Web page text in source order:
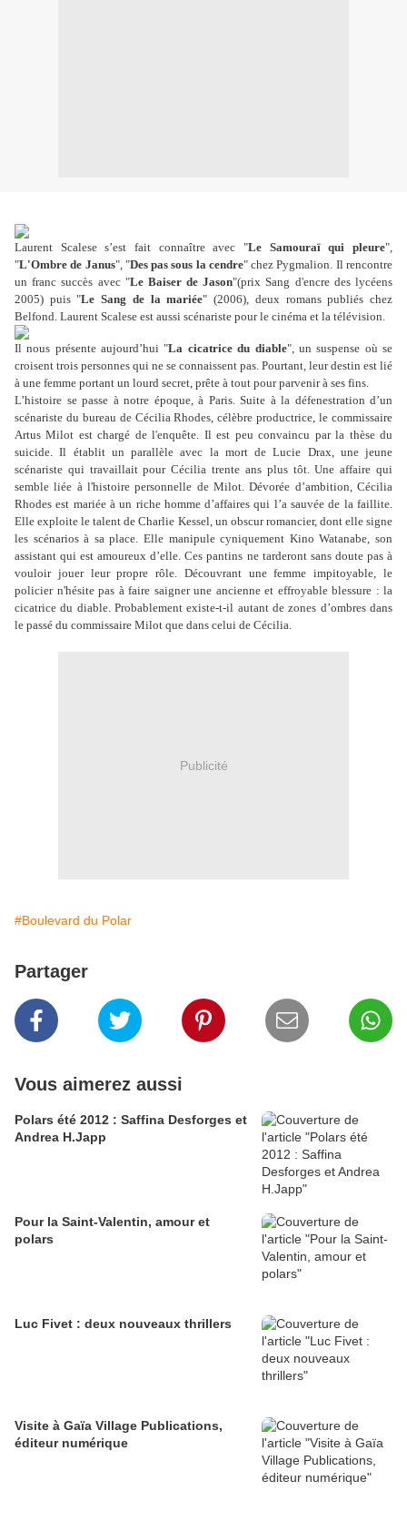
Laurent Scalese s’est fait connaître avec "Le Samouraï qui pleure",
"L'Ombre de Janus", "Des pas sous la cendre" chez Pygmalion. Il rencontre
un franc succès avec "Le Baiser de Jason"(prix Sang d'encre des lycéens
2005) puis "Le Sang de la mariée" (2006), deux romans publiés chez
Belfond. Laurent Scalese est aussi scénariste pour le cinéma et la télévision.
Il nous présente aujourd’hui "La cicatrice du diable", un suspense où se
croisent trois personnes qui ne se connaissent pas. Pourtant, leur destin est lié
à une femme portant un lourd secret, prête à tout pour parvenir à ses fins.
L’histoire se passe à notre époque, à Paris. Suite à la défenestration d’un
scénariste du bureau de Cécilia Rhodes, célèbre productrice, le commissaire
Artus Milot est chargé de l'enquête. Il est peu convaincu par la thèse du
suicide. Il établit un parallèle avec la mort de Lucie Drax, une jeune
scénariste qui travaillait pour Cécilia trente ans plus tôt. Une affaire qui
semble liée à l'histoire personnelle de Milot. Dévorée d’ambition, Cécilia
Rhodes est mariée à un riche homme d’affaires qui l’a sauvée de la faillite.
Elle exploite le talent de Charlie Kessel, un obscur romancier, dont elle signe
les scénarios à sa place. Elle manipule cyniquement Kino Watanabe, son
assistant qui est amoureux d’elle. Ces pantins ne tarderont sans doute pas à
vouloir jouer leur propre rôle. Découvrant une femme impitoyable, le
policier n'hésite pas à faire saigner une ancienne et effroyable blessure : la
cicatrice du diable. Probablement existe-t-il autant de zones d’ombres dans
le passé du commissaire Milot que dans celui de Cécilia.
Publicité
#Boulevard du Polar
Partager
Vous aimerez aussi
Polars été 2012 : Saffina Desforges et
Andrea H.Japp
Pour la Saint-Valentin, amour et
polars
Luc Fivet : deux nouveaux thrillers
Visite à Gaïa Village Publications,
éditeur numérique